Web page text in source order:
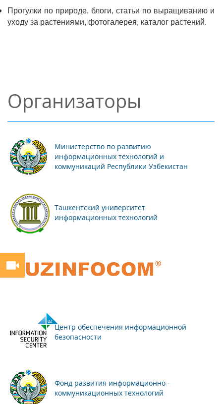
Прогулки по природе, блоги, статьи по выращиванию и
уходу за растениями, фотогалерея, каталог растений.
Организаторы
Министерство по развитию
информационных технологий и
коммуникаций Республики Узбекистан
Ташкентский университет
информационных технологий
Центр обеспечения информационной
безопасности
Фонд развития информационно -
коммуникационных технологий